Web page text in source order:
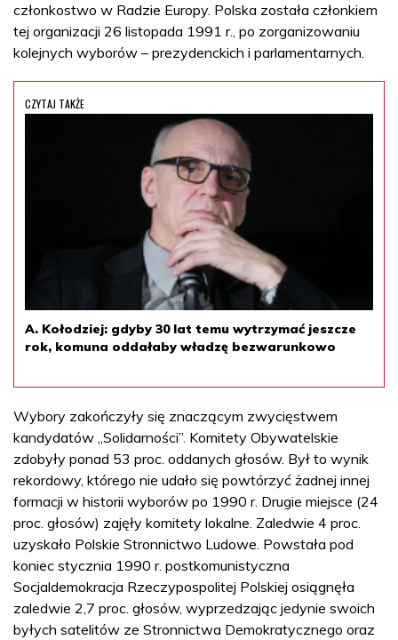
członkostwo w Radzie Europy. Polska została członkiem
tej organizacji 26 listopada 1991 r., po zorganizowaniu
kolejnych wyborów – prezydenckich i parlamentarnych.
CZYTAJ TAKŻE
A. Kołodziej: gdyby 30 lat temu wytrzymać jeszcze
rok, komuna oddałaby władzę bezwarunkowo
Wybory zakończyły się znaczącym zwycięstwem
kandydatów „Solidarności”. Komitety Obywatelskie
zdobyły ponad 53 proc. oddanych głosów. Był to wynik
rekordowy, którego nie udało się powtórzyć żadnej innej
formacji w historii wyborów po 1990 r. Drugie miejsce (24
proc. głosów) zajęły komitety lokalne. Zaledwie 4 proc.
uzyskało Polskie Stronnictwo Ludowe. Powstała pod
koniec stycznia 1990 r. postkomunistyczna
Socjaldemokracja Rzeczypospolitej Polskiej osiągnęła
zaledwie 2,7 proc. głosów, wyprzedzając jedynie swoich
byłych satelitów ze Stronnictwa Demokratycznego oraz